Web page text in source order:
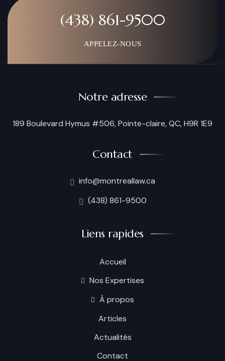
(438) 861-9500
APPELEZ-NOUS
Notre adresse
189 Boulevard Hymus #506, Pointe-claire, QC, H9R 1E9
Contact
info@montreallaw.ca
(438) 861-9500
Liens rapides
Accueil
Nos Expertises
À propos
Articles
Actualités
Contact